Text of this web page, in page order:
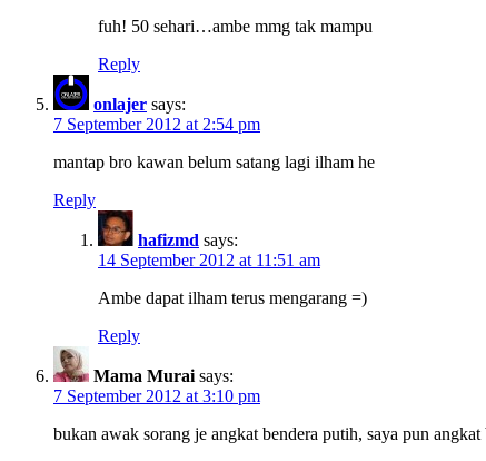
fuh! 50 sehari…ambe mmg tak mampu
Reply
onlajer says:
7 September 2012 at 2:54 pm
mantap bro kawan belum satang lagi ilham he
Reply
hafizmd says:
14 September 2012 at 11:51 am
Ambe dapat ilham terus mengarang =)
Reply
Mama Murai says:
7 September 2012 at 3:10 pm
bukan awak sorang je angkat bendera putih, saya pun